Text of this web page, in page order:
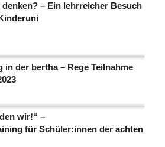
– Ein lehrreicher Besuch
in der bertha – Rege Teilnahme
wir!“ –
für Schüler:innen der achten